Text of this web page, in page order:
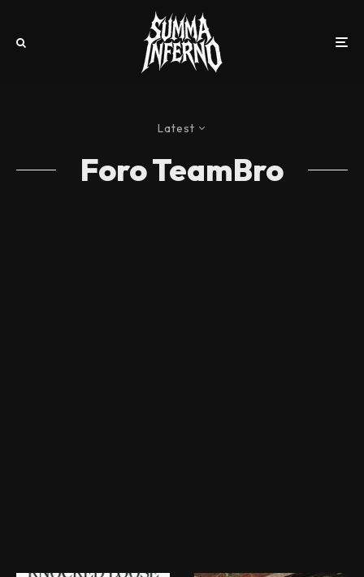
Latest
Foro TeamBro